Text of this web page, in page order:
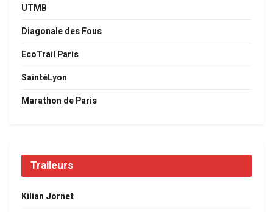
UTMB
Diagonale des Fous
EcoTrail Paris
SaintéLyon
Marathon de Paris
Traileurs
Kilian Jornet